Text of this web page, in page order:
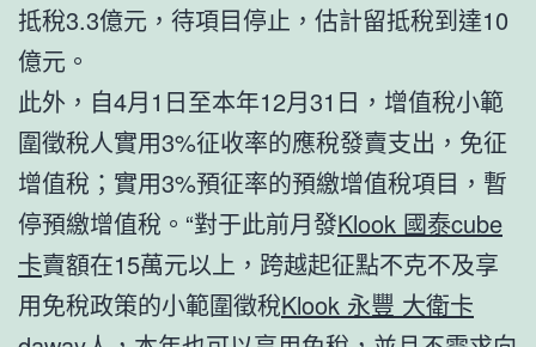
抵稅3.3億元，待項目停止，估計留抵稅到達10
億元。
此外，自4月1日至本年12月31日，增值稅小範
圍徵稅人實用3%征收率的應稅發賣支出，免征
增值稅；實用3%預征率的預繳增值稅項目，暫
停預繳增值稅。“對于此前月發Klook 國泰cube
卡賣額在15萬元以上，跨越起征點不克不及享
用免稅政策的小範圍徵稅Klook 永豐 大衛卡